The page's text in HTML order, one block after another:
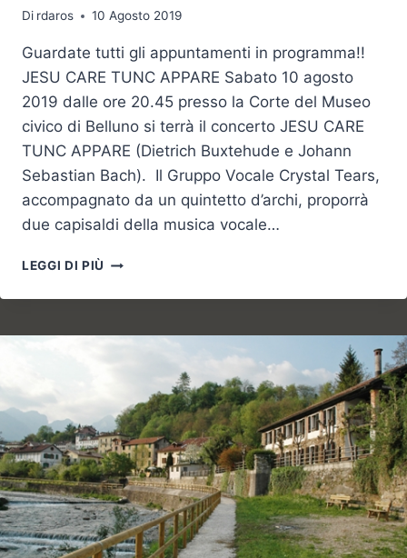
Di rdaros 10 Agosto 2019
Guardate tutti gli appuntamenti in programma!!
JESU CARE TUNC APPARE Sabato 10 agosto
2019 dalle ore 20.45 presso la Corte del Museo
civico di Belluno si terrà il concerto JESU CARE
TUNC APPARE (Dietrich Buxtehude e Johann
Sebastian Bach). Il Gruppo Vocale Crystal Tears,
accompagnato da un quintetto d’archi, proporrà
due capisaldi della musica vocale…
LEGGI DI PIÙ FERRAGOSTO
DINTORNI
PER